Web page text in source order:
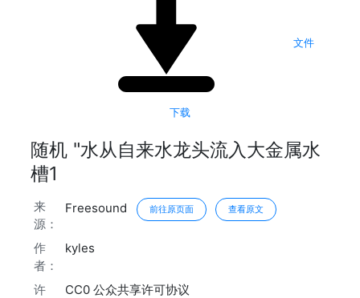
文件
下载
随机 "水从自来水龙头流入大金属水
槽1
来
源：
Freesound 前往原页面 查看原文
作
者：
kyles
许
CC0 公众共享许可协议